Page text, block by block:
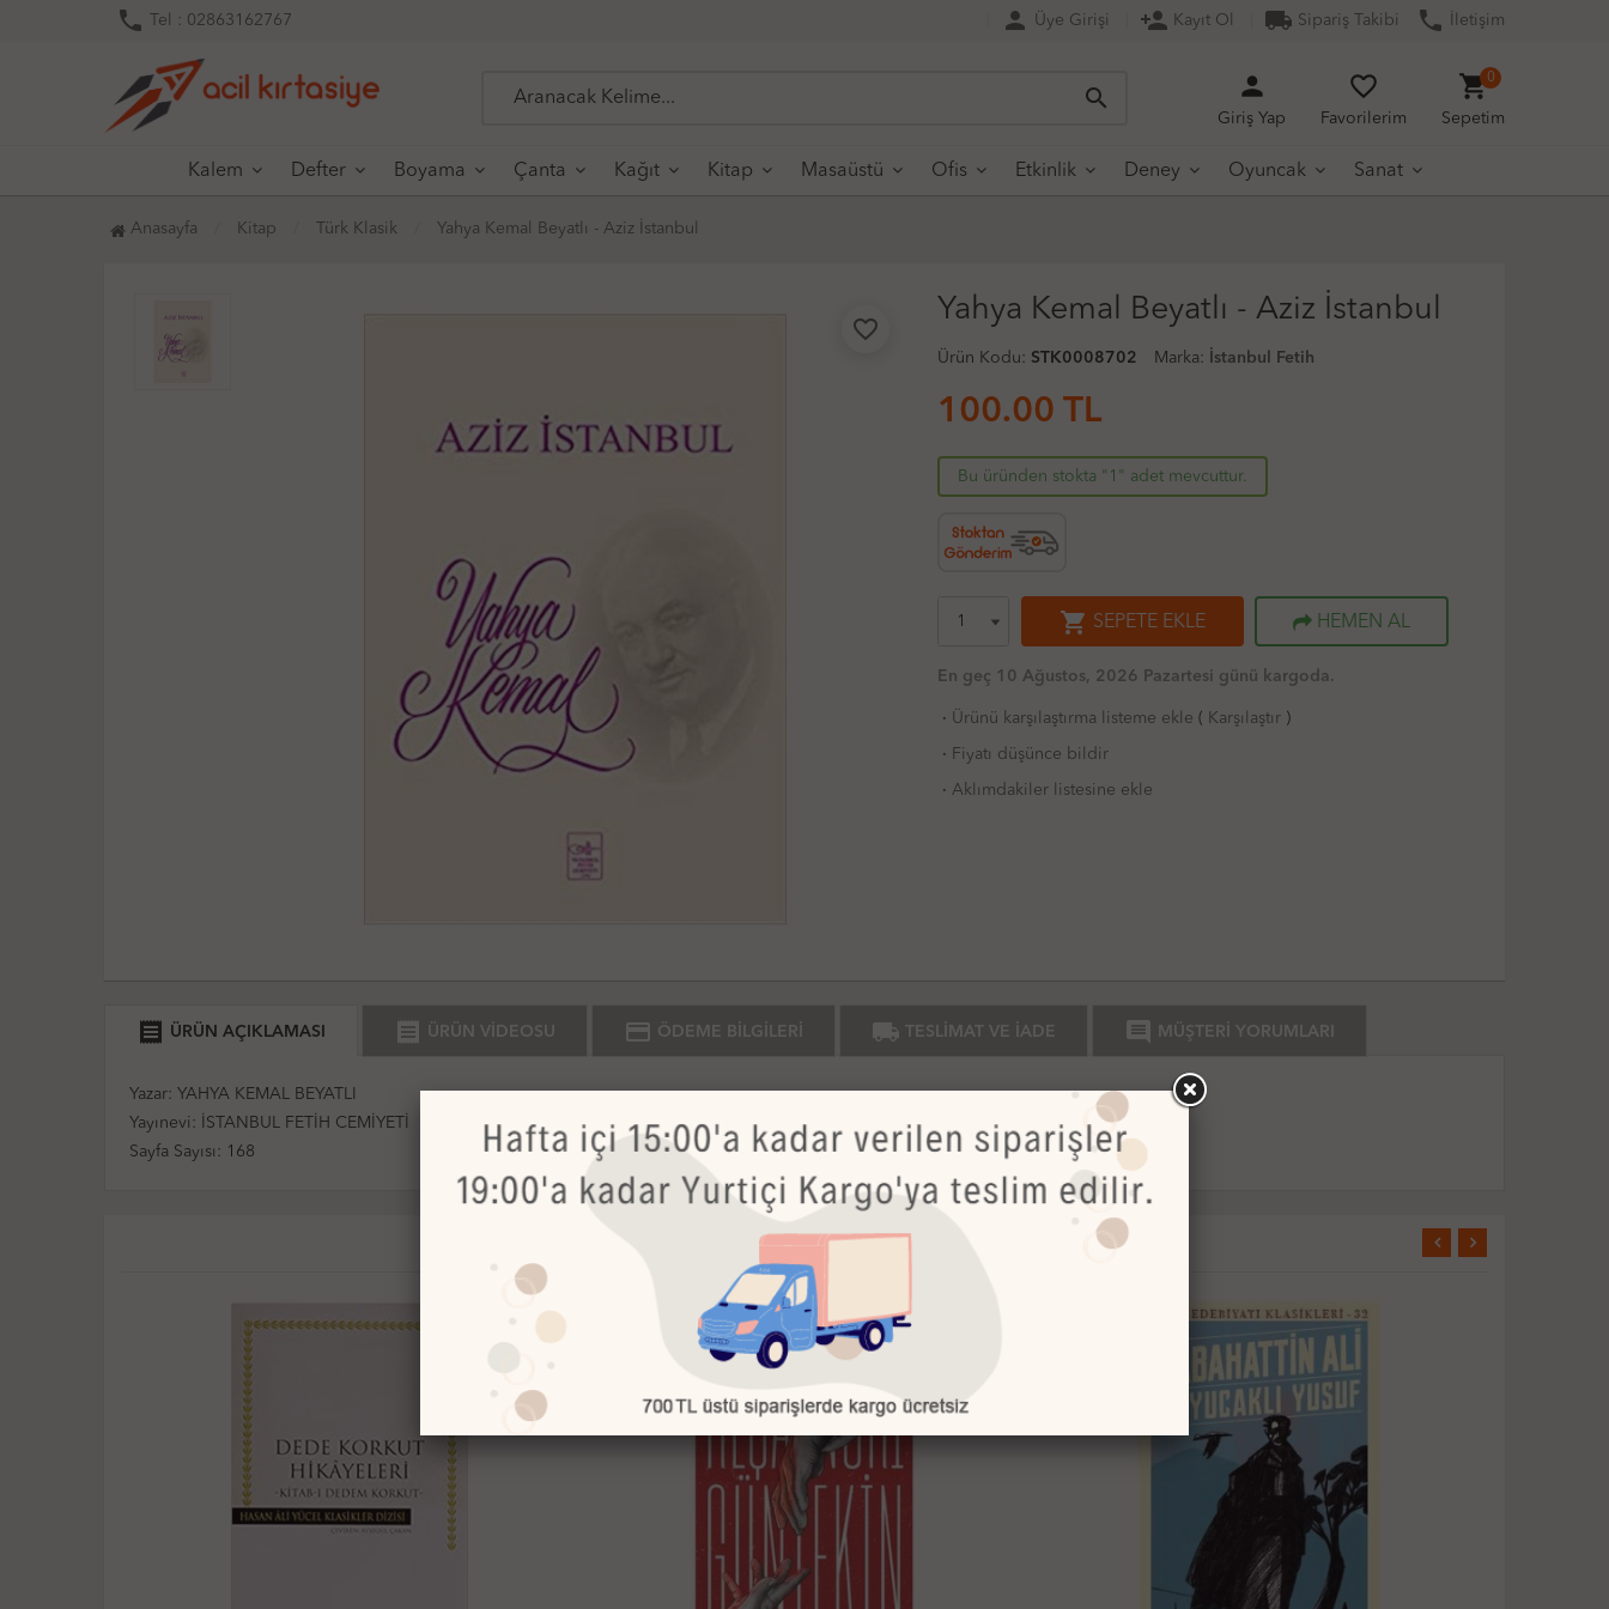
phone Tel : 02863162767 person Üye Girişi person_add Kayıt Ol local_shipping Sipariş Takibi phone İletişim
search person
Giriş Yap
favorite_border
Favorilerim
shopping_cart
Sepetim
0
Kalem Defter Boyama Çanta Kağıt Kitap Masaüstü Ofis Etkinlik Deney Oyuncak Sanat
Anasayfa Kitap Türk Klasik Yahya Kemal Beyatlı - Aziz İstanbul
favorite_border
Yahya Kemal Beyatlı - Aziz İstanbul
Ürün Kodu: STK0008702 Marka: İstanbul Fetih
100.00 TL
Bu üründen stokta "1" adet mevcuttur.
shopping_cart SEPETE EKLE HEMEN AL
En geç 10 Ağustos, 2026 Pazartesi günü kargoda.
· Ürünü karşılaştırma listeme ekle ( Karşılaştır)
· Fiyatı düşünce bildir
· Aklımdakiler listesine ekle
receipt ÜRÜN AÇIKLAMASI receipt ÜRÜN VİDEOSU credit_card ÖDEME BİLGİLERİ local_shipping TESLİMAT VE İADE comment MÜŞTERİ YORUMLARI
Yazar: YAHYA KEMAL BEYATLI
Yayınevi: İSTANBUL FETİH CEMİYETİ
Sayfa Sayısı: 168
Bu Ürünler de İlginizi Çekebilir